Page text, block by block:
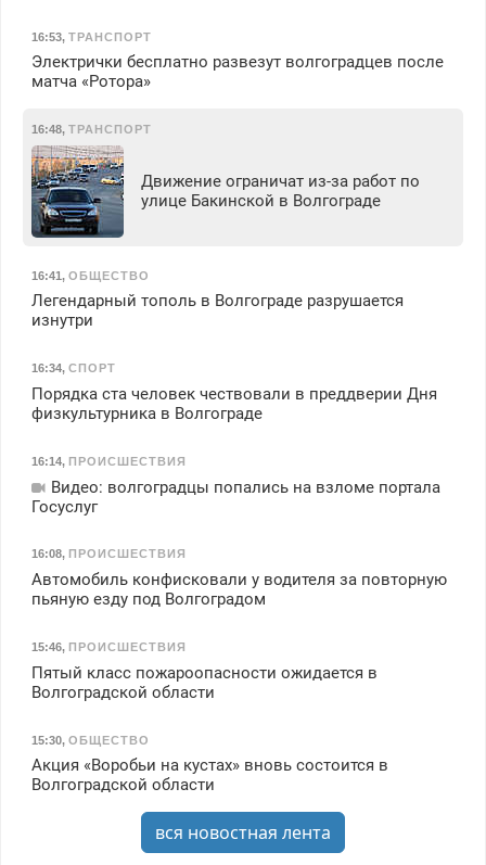
16:53, ТРАНСПОРТ
Электрички бесплатно развезут волгоградцев после
матча «Ротора»
16:48, ТРАНСПОРТ
Движение ограничат из-за работ по
улице Бакинской в Волгограде
16:41, ОБЩЕСТВО
Легендарный тополь в Волгограде разрушается
изнутри
16:34, СПОРТ
Порядка ста человек чествовали в преддверии Дня
физкультурника в Волгограде
16:14, ПРОИСШЕСТВИЯ
Видео: волгоградцы попались на взломе портала
Госуслуг
16:08, ПРОИСШЕСТВИЯ
Автомобиль конфисковали у водителя за повторную
пьяную езду под Волгоградом
15:46, ПРОИСШЕСТВИЯ
Пятый класс пожароопасности ожидается в
Волгоградской области
15:30, ОБЩЕСТВО
Акция «Воробьи на кустах» вновь состоится в
Волгоградской области
вся новостная лента